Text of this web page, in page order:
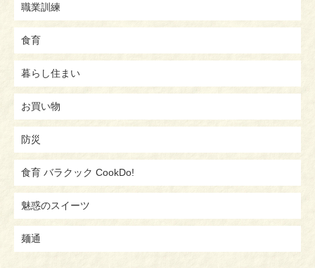
職業訓練
食育
暮らし住まい
お買い物
防災
食育 バラクック CookDo!
魅惑のスイーツ
麺通